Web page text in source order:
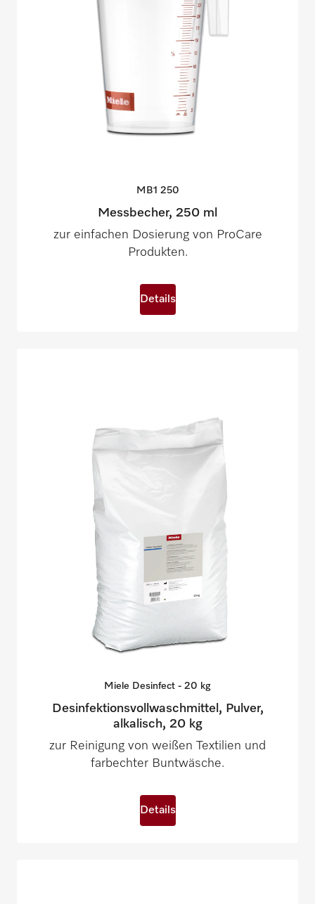
MB1 250
Messbecher, 250 ml
zur einfachen Dosierung von ProCare
Produkten.
Details
Miele Desinfect - 20 kg
Desinfektionsvollwaschmittel, Pulver,
alkalisch, 20 kg
zur Reinigung von weißen Textilien und
farbechter Buntwäsche.
Details